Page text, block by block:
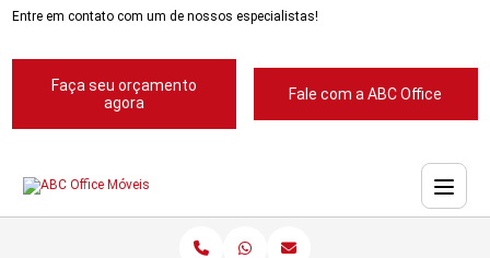
Entre em contato com um de nossos especialistas!
Faça seu orçamento
agora
Fale com a ABC Office